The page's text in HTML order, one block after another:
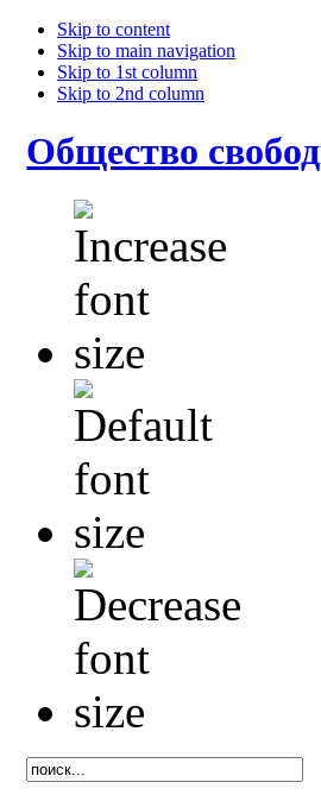
Skip to content
Skip to main navigation
Skip to 1st column
Skip to 2nd column
Общество